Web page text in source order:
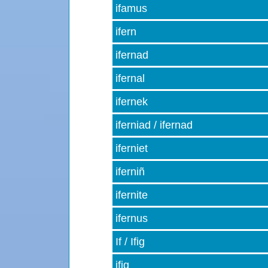
ifamus
ifern
ifernad
ifernal
ifernek
iferniad / ifernad
iferniet
iferniñ
ifernite
ifernus
If / Ifig
ifig